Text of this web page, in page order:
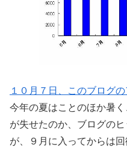
１０月７日、このブログ
今年の夏はことのほか暑
が失せたのか、ブログの
が、９月に入ってからは